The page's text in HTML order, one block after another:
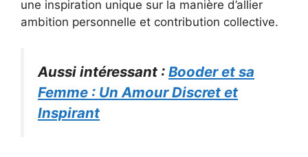
une inspiration unique sur la manière d’allier
ambition personnelle et contribution collective.
Aussi intéressant : Booder et sa
Femme : Un Amour Discret et
Inspirant